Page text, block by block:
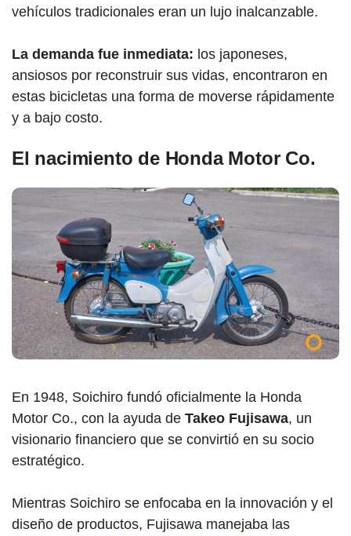
vehículos tradicionales eran un lujo inalcanzable.
La demanda fue inmediata: los japoneses,
ansiosos por reconstruir sus vidas, encontraron en
estas bicicletas una forma de moverse rápidamente
y a bajo costo.
El nacimiento de Honda Motor Co.
En 1948, Soichiro fundó oficialmente la Honda
Motor Co., con la ayuda de Takeo Fujisawa, un
visionario financiero que se convirtió en su socio
estratégico.
Mientras Soichiro se enfocaba en la innovación y el
diseño de productos, Fujisawa manejaba las